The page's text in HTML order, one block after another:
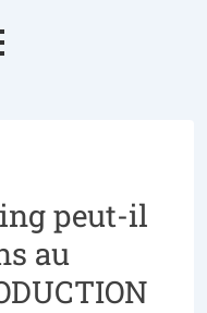
peut-il
au